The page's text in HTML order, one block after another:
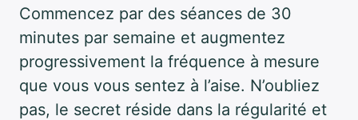
Commencez par des séances de 30
minutes par semaine et augmentez
progressivement la fréquence à mesure
que vous vous sentez à l’aise. N’oubliez
pas, le secret réside dans la régularité et